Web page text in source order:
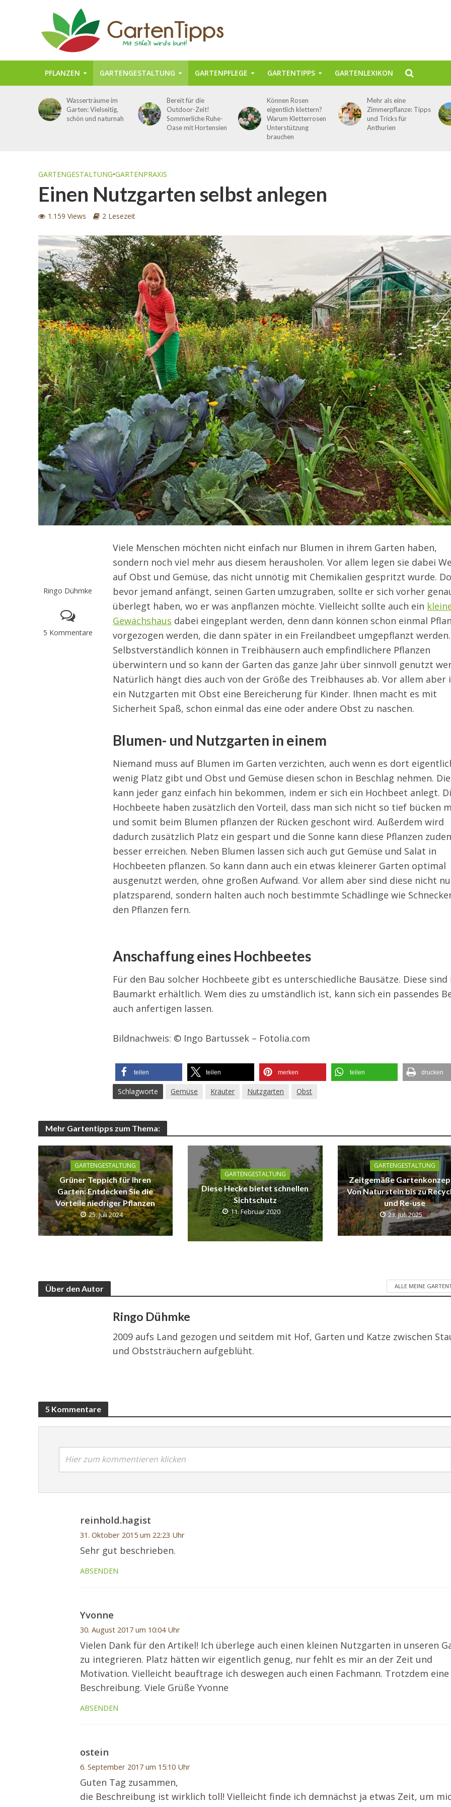
PFLANZEN GARTENGESTALTUNG GARTENPFLEGE GARTENTIPPS GARTENLEXIKON
Wasserträume im
Garten: Vielseitig,
schön und naturnah
Bereit für die
Outdoor-Zeit!
Sommerliche Ruhe-
Oase mit Hortensien
Können Rosen
eigentlich klettern?
Warum Kletterrosen
Unterstützung
brauchen
Mehr als eine
Zimmerpflanze: Tipps
und Tricks für
Anthurien
GARTENGESTALTUNG•GARTENPRAXIS
Einen Nutzgarten selbst anlegen
1.159 Views 2 Lesezeit
Ringo Dühmke
5 Kommentare
Viele Menschen möchten nicht einfach nur Blumen in ihrem Garten haben,
sondern noch viel mehr aus diesem herausholen. Vor allem legen sie dabei
auf Obst und Gemüse, das nicht unnötig mit Chemikalien gespritzt wurde.
bevor jemand anfängt, seinen Garten umzugraben, sollte er sich vorher
überlegt haben, wo er was anpflanzen möchte. Vielleicht sollte auch ein
Gewächshaus dabei eingeplant werden, denn dann können schon einmal
vorgezogen werden, die dann später in ein Freilandbeet umgepflanzt werden.
Selbstverständlich können in Treibhäusern auch empfindlichere Pflanzen
überwintern und so kann der Garten das ganze Jahr über sinnvoll genutzt
Natürlich hängt dies auch von der Größe des Treibhauses ab. Vor allem aber
ein Nutzgarten mit Obst eine Bereicherung für Kinder. Ihnen macht es mit
Sicherheit Spaß, schon einmal das eine oder andere Obst zu naschen.
Blumen- und Nutzgarten in einem
Niemand muss auf Blumen im Garten verzichten, auch wenn es dort
wenig Platz gibt und Obst und Gemüse diesen schon in Beschlag nehmen.
kann jeder ganz einfach hin bekommen, indem er sich ein Hochbeet anlegt.
Hochbeete haben zusätzlich den Vorteil, dass man sich nicht so tief bücken
und somit beim Blumen pflanzen der Rücken geschont wird. Außerdem wird
dadurch zusätzlich Platz ein gespart und die Sonne kann diese Pflanzen
besser erreichen. Neben Blumen lassen sich auch gut Gemüse und Salat in
Hochbeeten pflanzen. So kann dann auch ein etwas kleinerer Garten optimal
ausgenutzt werden, ohne großen Aufwand. Vor allem aber sind diese nicht
platzsparend, sondern halten auch noch bestimmte Schädlinge wie
den Pflanzen fern.
Anschaffung eines Hochbeetes
Für den Bau solcher Hochbeete gibt es unterschiedliche Bausätze. Diese sind
Baumarkt erhältlich. Wem dies zu umständlich ist, kann sich ein passendes
auch anfertigen lassen.
Bildnachweis: © Ingo Bartussek – Fotolia.com
teilen teilen merken teilen drucken
Schlagworte Gemüse Kräuter Nutzgarten Obst
Mehr Gartentipps zum Thema:
GARTENGESTALTUNG
Grüner Teppich für Ihren
Garten: Entdecken Sie die
Vorteile niedriger Pflanzen
25. Juli 2024
GARTENGESTALTUNG
Diese Hecke bietet schnellen
Sichtschutz
11. Februar 2020
GARTENGESTALTUNG
Zeitgemäße
Von Naturstein bis zu
und Re-use
23. Juli 2025
Über den Autor ALLE MEINE
Ringo Dühmke
2009 aufs Land gezogen und seitdem mit Hof, Garten und Katze zwischen
und Obststräuchern aufgeblüht.
5 Kommentare
Hier zum kommentieren klicken
reinhold.hagist
31. Oktober 2015 um 22:23 Uhr
Sehr gut beschrieben.
ABSENDEN
Yvonne
30. August 2017 um 10:04 Uhr
Vielen Dank für den Artikel! Ich überlege auch einen kleinen Nutzgarten in unseren
zu integrieren. Platz hätten wir eigentlich genug, nur fehlt es mir an der Zeit und
Motivation. Vielleicht beauftrage ich deswegen auch einen Fachmann. Trotzdem
Beschreibung. Viele Grüße Yvonne
ABSENDEN
ostein
6. September 2017 um 15:10 Uhr
Guten Tag zusammen,
die Beschreibung ist wirklich toll! Vielleicht finde ich demnächst ja etwas Zeit, um